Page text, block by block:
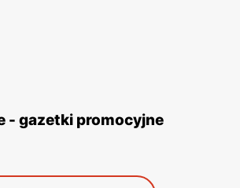
- gazetki promocyjne